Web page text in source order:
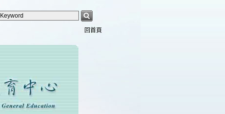
回首頁